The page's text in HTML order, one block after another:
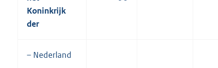
Koninkrijk
der
– Nederland